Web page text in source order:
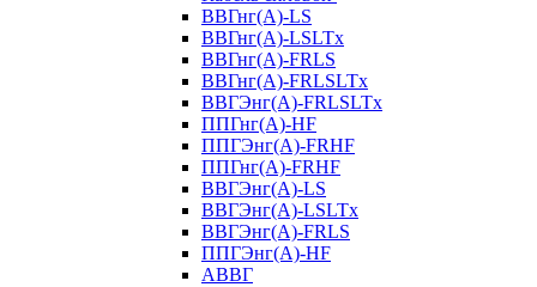
ВВГнг(А)-LS
ВВГнг(А)-LSLTx
ВВГнг(А)-FRLS
ВВГнг(А)-FRLSLTx
ВВГЭнг(А)-FRLSLTx
ППГнг(А)-HF
ППГЭнг(А)-FRHF
ППГнг(А)-FRHF
ВВГЭнг(А)-LS
ВВГЭнг(А)-LSLTx
ВВГЭнг(А)-FRLS
ППГЭнг(А)-HF
АВВГ